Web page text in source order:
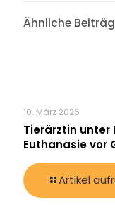
Ähnliche
10. März 2026
Tierärztin unter
Euthanasie vor
Artikel